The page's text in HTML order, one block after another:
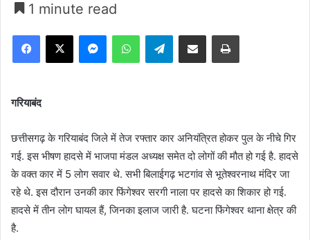
1 minute read
Facebook
X MessengerWhatsAppTelegramShare via Email Print
गरियाबंद
छत्तीसगढ़ के गरियाबंद जिले में तेज रफ्तार कार अनियंत्रित होकर पुल के नीचे गिर
गई. इस भीषण हादसे में भाजपा मंडल अध्यक्ष समेत दो लोगों की मौत हो गई है. हादसे
के वक्त कार में 5 लोग सवार थे. सभी बिलाईगढ़ भटगांव से भूतेश्वरनाथ मंदिर जा
रहे थे. इस दौरान उनकी कार फिंगेश्वर सरगी नाला पर हादसे का शिकार हो गई.
हादसे में तीन लोग घायल हैं, जिनका इलाज जारी है. घटना फिंगेश्वर थाना क्षेत्र की
है.